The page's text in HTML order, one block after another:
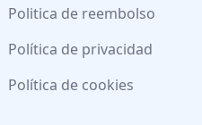
Politica de reembolso
Política de privacidad
Política de cookies